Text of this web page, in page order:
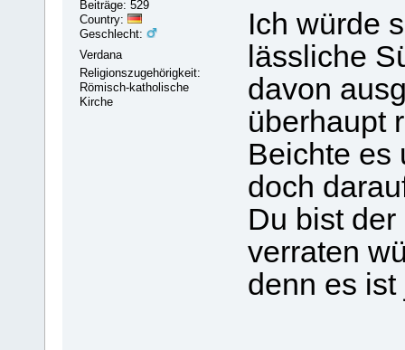
Beiträge: 529
Country:
Geschlecht:
Verdana
Religionszugehörigkeit:
Römisch-katholische
Kirche
Ich würde
lässliche
davon
überhaupt
Beichte es
doch
Du bist
verraten
denn es